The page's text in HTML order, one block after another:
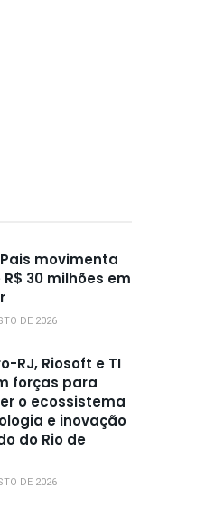
movimenta
30 milhões em
DE 2026
RJ, Riosoft e TI
forças para
o ecossistema
e inovação
do Rio de
DE 2026